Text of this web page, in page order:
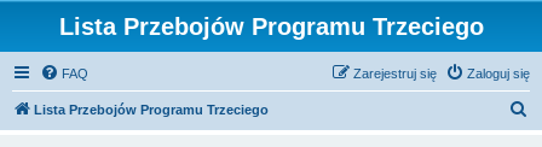
Lista Przebojów Programu Trzeciego
FAQ Zaloguj się
Zarejestruj się
Lista Przebojów Programu Trzeciego